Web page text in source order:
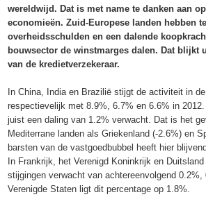
wereldwijd. Dat is met name te danken aan
economieën. Zuid-Europese landen hebben
overheidsschulden en een dalende
bouwsector de winstmarges dalen. Dat blijkt
van de kredietverzekeraar.
In China, India en Brazilië stijgt de activiteit in
respectievelijk met 8.9%, 6.7% en 6.6% in
juist een daling van 1.2% verwacht. Dat is het
Mediterrane landen als Griekenland (-2.6%) en
barsten van de vastgoedbubbel heeft hier
In Frankrijk, het Verenigd Koninkrijk en
stijgingen verwacht van achtereenvolgend
Verenigde Staten ligt dit percentage op 1.8%.